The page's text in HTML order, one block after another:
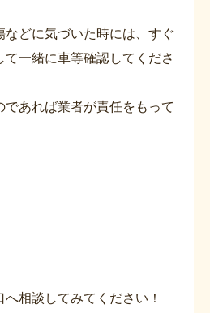
どに気づいた時には、すぐ
一緒に車等確認してくださ
あれば業者が責任をもって
相談してみてください！